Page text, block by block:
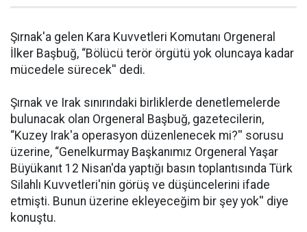
Şırnak'a gelen Kara Kuvvetleri Komutanı Orgeneral
İlker Başbuğ, “Bölücü terör örgütü yok oluncaya kadar
mücedele sürecek'' dedi.
Şırnak ve Irak sınırındaki birliklerde denetlemelerde
bulunacak olan Orgeneral Başbuğ, gazetecilerin,
“Kuzey Irak'a operasyon düzenlenecek mi?'' sorusu
üzerine, “Genelkurmay Başkanımız Orgeneral Yaşar
Büyükanıt 12 Nisan'da yaptığı basın toplantısında Türk
Silahlı Kuvvetleri'nin görüş ve düşüncelerini ifade
etmişti. Bunun üzerine ekleyeceğim bir şey yok'' diye
konuştu.